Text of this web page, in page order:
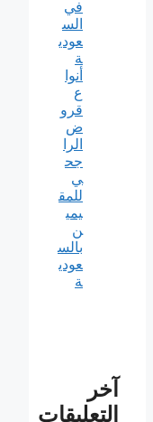
في
الس
عودي
ة
أنوا
ع
قرو
ض
الرا
جح
ي
للمق
يمي
ن
بالس
عودي
ة
آخر
التعليقات